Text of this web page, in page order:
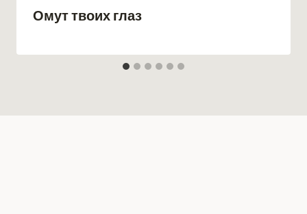
Омут твоих глаз